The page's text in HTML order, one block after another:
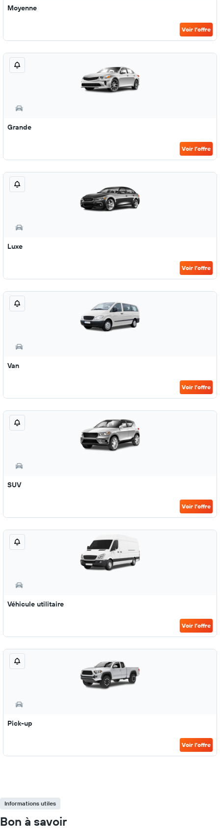
Moyenne
Voir l’offre
Grande
Voir l’offre
Luxe
Voir l’offre
Van
Voir l’offre
SUV
Voir l’offre
Véhicule utilitaire
Voir l’offre
Pick-up
Voir l’offre
Informations utiles
Bon à savoir